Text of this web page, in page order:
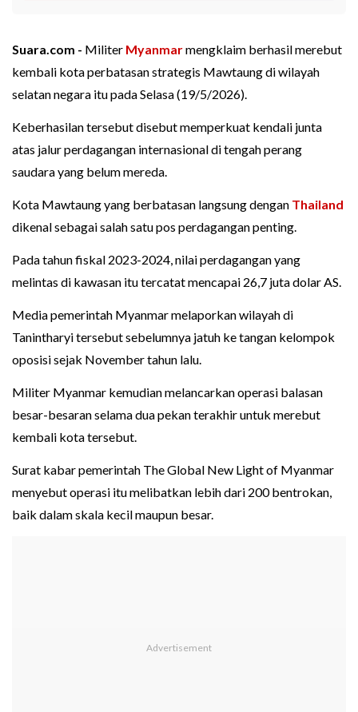
Suara.com - Militer Myanmarmengklaim berhasil merebut
kembali kota perbatasan strategis Mawtaung di wilayah
selatan negara itu pada Selasa (19/5/2026).
Keberhasilan tersebut disebut memperkuat kendali junta
atas jalur perdagangan internasional di tengah perang
saudara yang belum mereda.
Kota Mawtaung yang berbatasan langsung dengan Thailand
dikenal sebagai salah satu pos perdagangan penting.
Pada tahun fiskal 2023-2024, nilai perdagangan yang
melintas di kawasan itu tercatat mencapai 26,7 juta dolar AS.
Media pemerintah Myanmar melaporkan wilayah di
Tanintharyi tersebut sebelumnya jatuh ke tangan kelompok
oposisi sejak November tahun lalu.
Militer Myanmar kemudian melancarkan operasi balasan
besar-besaran selama dua pekan terakhir untuk merebut
kembali kota tersebut.
Surat kabar pemerintah The Global New Light of Myanmar
menyebut operasi itu melibatkan lebih dari 200 bentrokan,
baik dalam skala kecil maupun besar.